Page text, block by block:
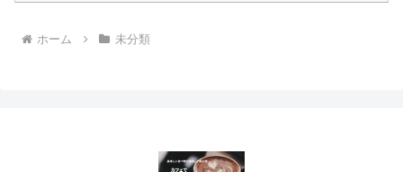
ホーム 未分類